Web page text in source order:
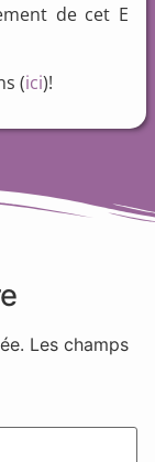
de cet E
(ici)!
Les champs